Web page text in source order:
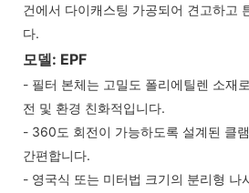
건에서 다이캐스팅 가공되어 견고하고
다.
모델: EPF
- 필터 본체는 고밀도 폴리에틸렌 소재
전 및 환경 친화적입니다.
- 360도 회전이 가능하도록 설계된 클
간편합니다.
- 영국식 또는 미터법 크기의 분리형 나